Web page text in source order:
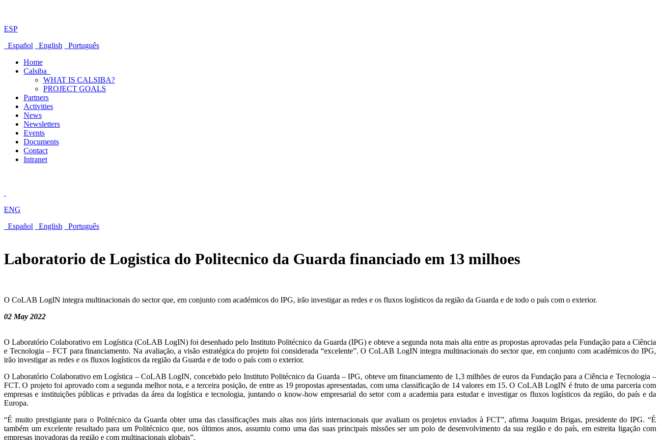
ESP
Español
English
Português
Home
Calsiba
WHAT IS CALSIBA?
PROJECT GOALS
Partners
Activities
News
Newsletters
Events
Documents
Contact
Intranet
ENG
Español
English Português
Laboratorio de Logistica do Politecnico da Guarda financiado em 13 milhoes
O CoLAB LogIN integra multinacionais do sector que, em conjunto com académicos do IPG, irão investigar as redes e os fluxos logísticos da região da Guarda e de todo o país com o exterior.
02 May 2022
O Laboratório Colaborativo em Logística (CoLAB LogIN) foi desenhado pelo Instituto Politécnico da Guarda (IPG) e obteve a segunda nota mais alta entre as propostas aprovadas pela Fundação para a Ciência
e Tecnologia – FCT para financiamento. Na avaliação, a visão estratégica do projeto foi considerada “excelente”. O CoLAB LogIN integra multinacionais do sector que, em conjunto com académicos do IPG,
irão investigar as redes e os fluxos logísticos da região da Guarda e de todo o país com o exterior.
O Laboratório Colaborativo em Logística – CoLAB LogIN, concebido pelo Instituto Politécnico da Guarda – IPG, obteve um financiamento de 1,3 milhões de euros da Fundação para a Ciência e Tecnologia –
FCT. O projeto foi aprovado com a segunda melhor nota, e a terceira posição, de entre as 19 propostas apresentadas, com uma classificação de 14 valores em 15. O CoLAB LogIN é fruto de uma parceria com
empresas e instituições públicas e privadas da área da logística e tecnologia, juntando o know-how empresarial do setor com a academia para estudar e investigar os fluxos logísticos da região, do país e da
Europa.
“É muito prestigiante para o Politécnico da Guarda obter uma das classificações mais altas nos júris internacionais que avaliam os projetos enviados à FCT”, afirma Joaquim Brigas, presidente do IPG. “É
também um excelente resultado para um Politécnico que, nos últimos anos, assumiu como uma das suas principais missões ser um polo de desenvolvimento da sua região e do país, em estreita ligação com
empresas inovadoras da região e com multinacionais globais”.